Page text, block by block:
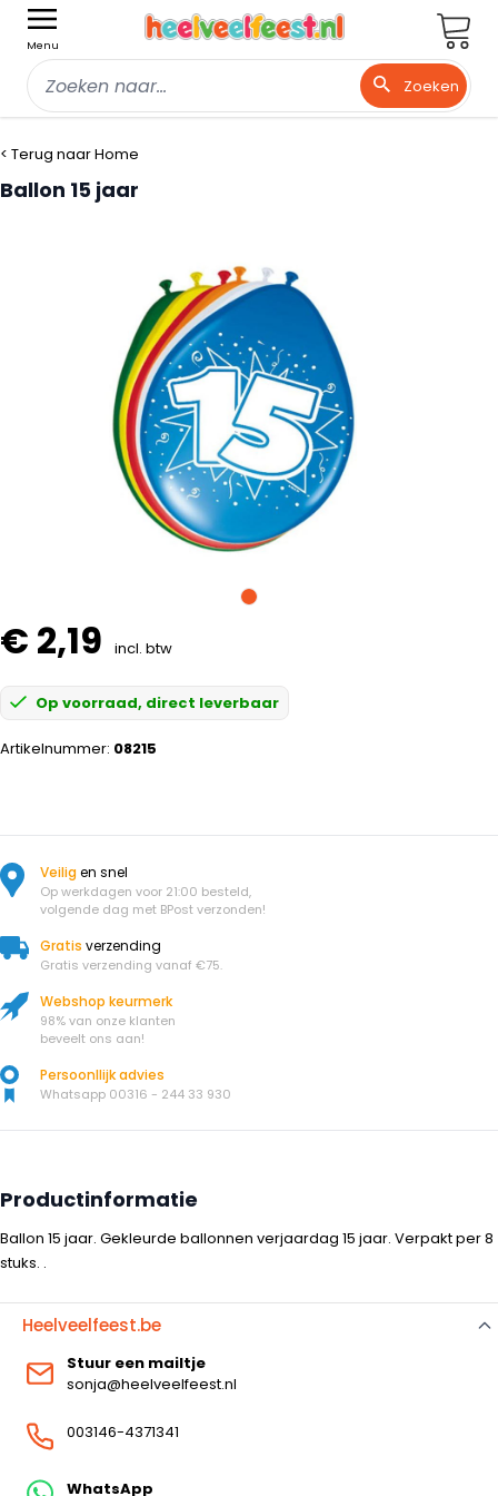
Menu
Zoeken
< Terug naar Home
Ballon 15 jaar
€ 2,19 incl. btw
Op voorraad, direct leverbaar
Artikelnummer: 08215
Veiligen snel
Op werkdagen voor 21:00 besteld,
volgende dag met BPost verzonden!
Gratis verzending
Gratis verzending vanaf €75.
Webshop keurmerk
98% van onze klanten
beveelt ons aan!
Persoonllijk advies
Whatsapp 00316 - 244 33 930
Productinformatie
Ballon 15 jaar. Gekleurde ballonnen verjaardag 15 jaar. Verpakt per 8
stuks. .
Heelveelfeest.be
Stuur een mailtje
sonja@heelveelfeest.nl
003146-4371341
WhatsApp